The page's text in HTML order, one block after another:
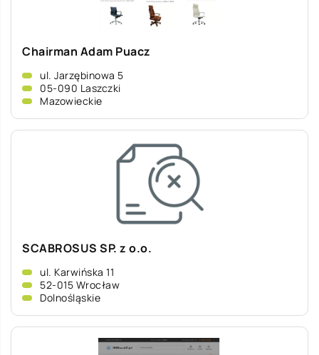
Chairman Adam Puacz
ul. Jarzębinowa 5
05-090 Laszczki
Mazowieckie
SCABROSUS SP. z o.o.
ul. Karwińska 11
52-015 Wrocław
Dolnośląskie